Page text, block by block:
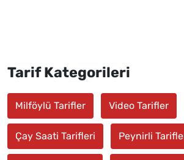
Tarif Kategorileri
Milföylü Tarifler Video Tarifler
Çay Saati Tarifleri Peynirli